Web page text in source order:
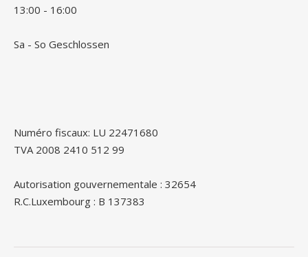
13:00 - 16:00
Sa - So Geschlossen
Numéro fiscaux: LU 22471680
TVA 2008 2410 512 99
Autorisation gouvernementale : 32654
R.C.Luxembourg : B 137383